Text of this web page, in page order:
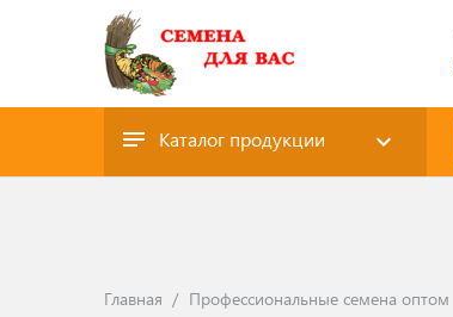
Каталог продукции
Главная / Профессиональные семена оптом